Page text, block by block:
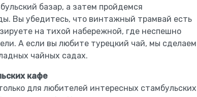
базар, а затем пройдемся
Вы убедитесь, что винтажный трамвай есть
на тихой набережной, где неспешно
А если вы любите турецкий чай, мы сделаем
чайных садах.
кафе
для любителей интересных стамбульских